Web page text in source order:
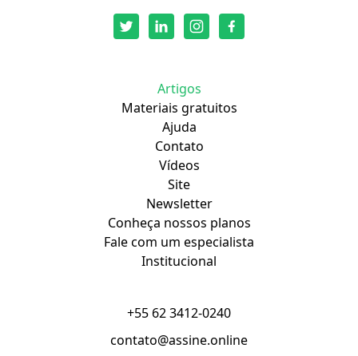
Artigos
Materiais gratuitos
Ajuda
Contato
Vídeos
Site
Newsletter
Conheça nossos planos
Fale com um especialista
Institucional
+55 62 3412-0240
contato@assine.online